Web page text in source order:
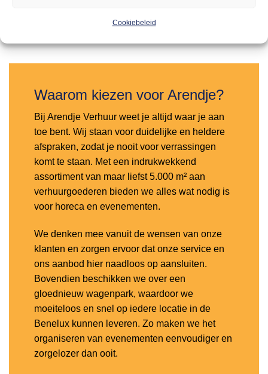
Cookiebeleid
aan
Waarom kiezen voor Arendje?
Bij Arendje Verhuur weet je altijd waar je aan
toe bent. Wij staan voor duidelijke en heldere
afspraken, zodat je nooit voor verrassingen
komt te staan. Met een indrukwekkend
assortiment van maar liefst 5.000 m² aan
verhuurgoederen bieden we alles wat nodig is
voor horeca en evenementen.
We denken mee vanuit de wensen van onze
klanten en zorgen ervoor dat onze service en
ons aanbod hier naadloos op aansluiten.
Bovendien beschikken we over een
gloednieuw wagenpark, waardoor we
moeiteloos en snel op iedere locatie in de
Benelux kunnen leveren. Zo maken we het
organiseren van evenementen eenvoudiger en
zorgelozer dan ooit.